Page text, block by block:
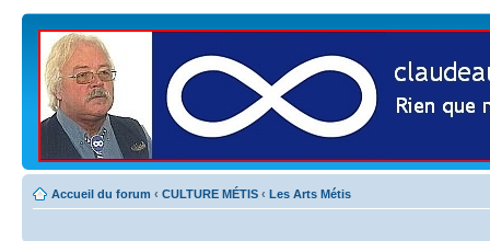
Accueil du forum ‹ CULTURE MÉTIS ‹ Les Arts Métis